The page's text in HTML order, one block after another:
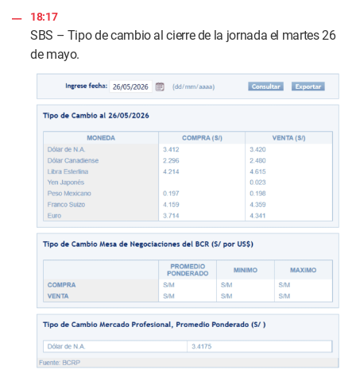
d
18:17
SBS – Tipo de cambio al cierre de la jornada el martes 26
de mayo.